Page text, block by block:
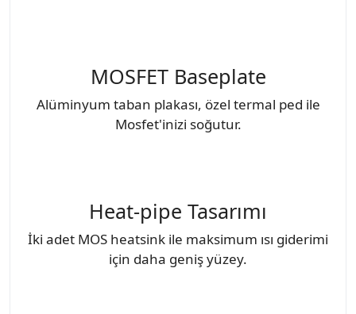
MOSFET Baseplate
Alüminyum taban plakası, özel termal ped ile
Mosfet'inizi soğutur.
Heat-pipe Tasarımı
İki adet MOS heatsink ile maksimum ısı giderimi
için daha geniş yüzey.